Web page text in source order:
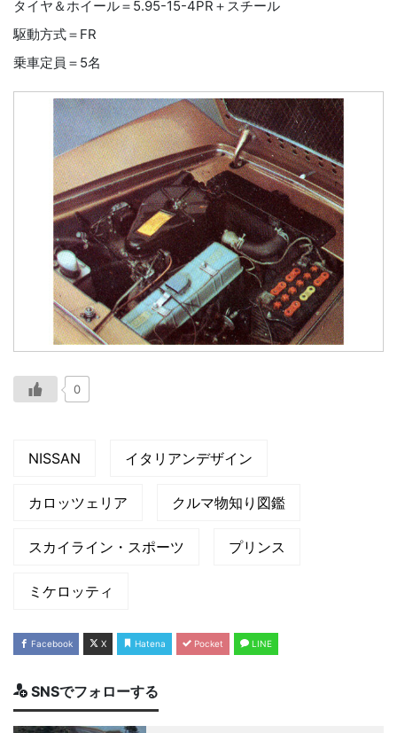
タイヤ＆ホイール＝5.95-15-4PR＋スチール
駆動方式＝FR
乗車定員＝5名
0
NISSAN イタリアンデザイン
カロッツェリア クルマ物知り図鑑
スカイライン・スポーツ プリンス
ミケロッティ
Facebook X Hatena Pocket LINE
SNSでフォローする